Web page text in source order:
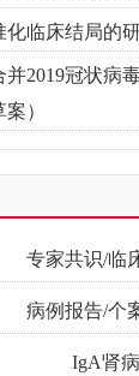
化临床结局的
2019冠状病
）
专家共识/临
病例报告/个
IgA肾病